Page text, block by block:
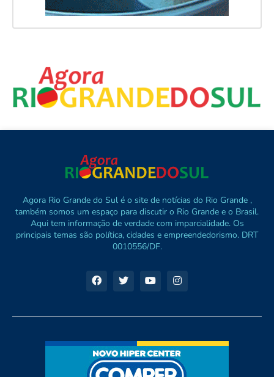
Agora Rio Grande do Sul é o site de notícias do Rio Grande ,
também somos um espaço para discutir o Rio Grande e o Brasil.
Aqui tem informação de verdade com imparcialidade. Os
principais temas são política, cidades e empreendedorismo. DRT
0010556/DF.